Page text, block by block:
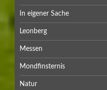
In eigener Sache
Leonberg
Messen
Mondfinsternis
Natur